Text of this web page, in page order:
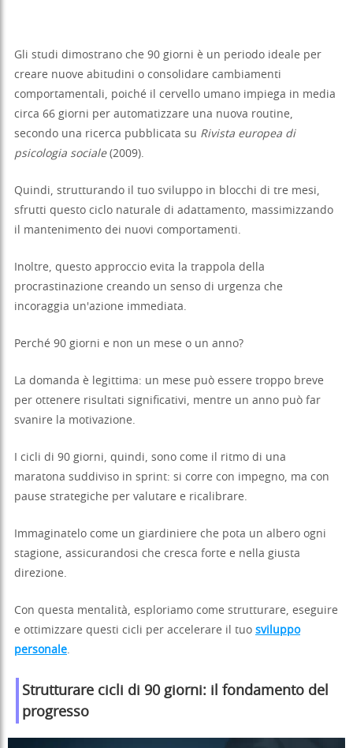
Gli studi dimostrano che 90 giorni è un periodo ideale per
creare nuove abitudini o consolidare cambiamenti
comportamentali, poiché il cervello umano impiega in media
circa 66 giorni per automatizzare una nuova routine,
secondo una ricerca pubblicata su Rivista europea di
psicologia sociale(2009).
Quindi, strutturando il tuo sviluppo in blocchi di tre mesi,
sfrutti questo ciclo naturale di adattamento, massimizzando
il mantenimento dei nuovi comportamenti.
Inoltre, questo approccio evita la trappola della
procrastinazione creando un senso di urgenza che
incoraggia un'azione immediata.
Perché 90 giorni e non un mese o un anno?
La domanda è legittima: un mese può essere troppo breve
per ottenere risultati significativi, mentre un anno può far
svanire la motivazione.
I cicli di 90 giorni, quindi, sono come il ritmo di una
maratona suddiviso in sprint: si corre con impegno, ma con
pause strategiche per valutare e ricalibrare.
Immaginatelo come un giardiniere che pota un albero ogni
stagione, assicurandosi che cresca forte e nella giusta
direzione.
Con questa mentalità, esploriamo come strutturare, eseguire
e ottimizzare questi cicli per accelerare il tuo sviluppo
personale.
Strutturare cicli di 90 giorni: il fondamento del
progresso